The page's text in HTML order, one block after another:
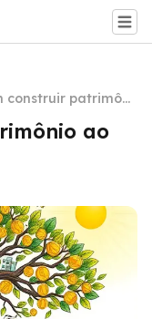
construir patrimôni
dos anos
ao